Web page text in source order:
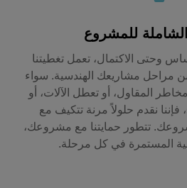
الشاملة للمشروع
وحتى الاكتمال، تعمل تغطيتنا
مراحل مشاريعك الهندسية. سواء
المقاول، أو تعطل الآلات، أو
فإننا نقدم حلولاً مرنة تتكيف مع
تتطور حمايتنا مع مشروعك،
المستمرة في كل مرحلة.